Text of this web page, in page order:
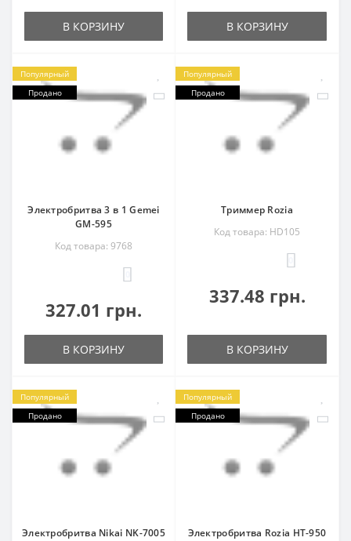
В КОРЗИНУ В КОРЗИНУ
Популярный
Продано
Электробритва 3 в 1 Gemei
GM-595
Код товара: 9768
327.01 грн.
В КОРЗИНУ
Популярный
Продано
Триммер Rozia
Код товара: HD105
337.48 грн.
В КОРЗИНУ
Популярный
Продано
Электробритва Nikai NK-7005
Популярный
Продано
Электробритва Rozia HT-950